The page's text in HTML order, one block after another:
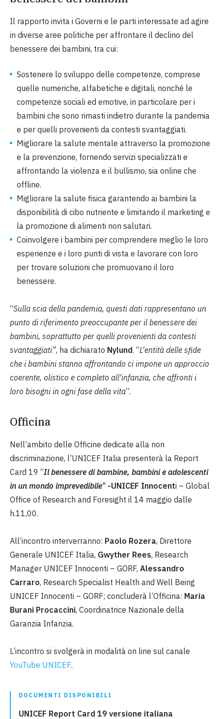
Il rapporto invita i Governi e le parti interessate ad agire
in diverse aree politiche per affrontare il declino del
benessere dei bambini, tra cui:
Sostenere lo sviluppo delle competenze, comprese
quelle numeriche, alfabetiche e digitali, nonché le
competenze sociali ed emotive, in particolare per i
bambini che sono rimasti indietro durante la pandemia
e per quelli provenienti da contesti svantaggiati.
Migliorare la salute mentale attraverso la promozione
e la prevenzione, fornendo servizi specializzati e
affrontando la violenza e il bullismo, sia online che
offline.
Migliorare la salute fisica garantendo ai bambini la
disponibilità di cibo nutriente e limitando il marketing e
la promozione di alimenti non salutari.
Coinvolgere i bambini per comprendere meglio le loro
esperienze e i loro punti di vista e lavorare con loro
per trovare soluzioni che promuovano il loro
benessere.
“Sulla scia della pandemia, questi dati rappresentano un
punto di riferimento preoccupante per il benessere dei
bambini, soprattutto per quelli provenienti da contesti
svantaggiati”, ha dichiarato Nylund. “L'entità delle sfide
che i bambini stanno affrontando ci impone un approccio
coerente, olistico e completo all'infanzia, che affronti i
loro bisogni in ogni fase della vita”.
Officina
Nell’ambito delle Officine dedicate alla non
discriminazione, l’UNICEF Italia presenterà la Report
Card 19 “Il benessere di bambine, bambini e adolescenti
in un mondo imprevedibile" -UNICEF Innocenti – Global
Office of Research and Foresight il 14 maggio dalle
h.11,00.
All’incontro interverranno: Paolo Rozera, Direttore
Generale UNICEF Italia, Gwyther Rees, Research
Manager UNICEF Innocenti – GORF, Alessandro
Carraro, Research Specialist Health and Well Being
UNICEF Innocenti – GORF; concluderà l’Officina: Maria
Burani Procaccini, Coordinatrice Nazionale della
Garanzia Infanzia.
L’incontro si svolgerà in modalità on line sul canale
YouTube UNICEF.
DOCUMENTI DISPONIBILI
UNICEF Report Card 19 versione italiana